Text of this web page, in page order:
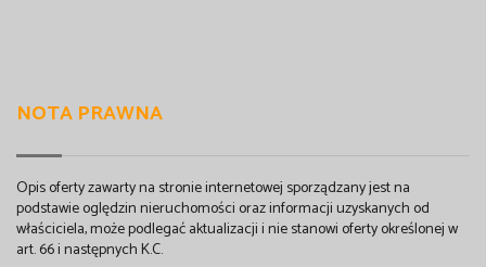
NOTA PRAWNA
Opis oferty zawarty na stronie internetowej sporządzany jest na
podstawie oględzin nieruchomości oraz informacji uzyskanych od
właściciela, może podlegać aktualizacji i nie stanowi oferty określonej w
art. 66 i następnych K.C.